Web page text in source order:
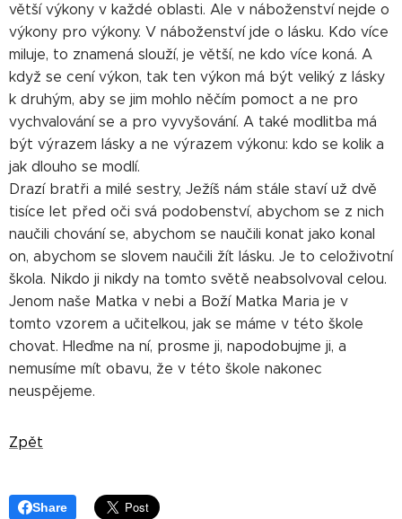
větší výkony v každé oblasti. Ale v náboženství nejde o
výkony pro výkony. V náboženství jde o lásku. Kdo více
miluje, to znamená slouží, je větší, ne kdo více koná. A
když se cení výkon, tak ten výkon má být veliký z lásky
k druhým, aby se jim mohlo něčím pomoct a ne pro
vychvalování se a pro vyvyšování. A také modlitba má
být výrazem lásky a ne výrazem výkonu: kdo se kolik a
jak dlouho se modlí.
Drazí bratři a milé sestry, Ježíš nám stále staví už dvě
tisíce let před oči svá podobenství, abychom se z nich
naučili chování se, abychom se naučili konat jako konal
on, abychom se slovem naučili žít lásku. Je to celoživotní
škola. Nikdo ji nikdy na tomto světě neabsolvoval celou.
Jenom naše Matka v nebi a Boží Matka Maria je v
tomto vzorem a učitelkou, jak se máme v této škole
chovat. Hleďme na ní, prosme ji, napodobujme ji, a
nemusíme mít obavu, že v této škole nakonec
neuspějeme.
Zpět
Share